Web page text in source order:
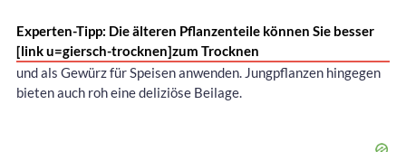
Experten-Tipp: Die älteren Pflanzenteile können Sie besser
[link u=giersch-trocknen]zum Trocknen
und als Gewürz für Speisen anwenden. Jungpflanzen hingegen
bieten auch roh eine deliziöse Beilage.